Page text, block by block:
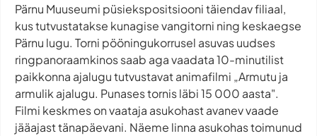
Pärnu Muuseumi püsiekspositsiooni täiendav filiaal,
kus tutvustatakse kunagise vangitorni ning keskaegse
Pärnu lugu. Torni pööningukorrusel asuvas uudses
ringpanoraamkinos saab aga vaadata 10-minutilist
paikkonna ajalugu tutvustavat animafilmi „Armutu ja
armulik ajalugu. Punases tornis läbi 15 000 aasta".
Filmi keskmes on vaataja asukohast avanev vaade
jääajast tänapäevani. Näeme linna asukohas toimunud